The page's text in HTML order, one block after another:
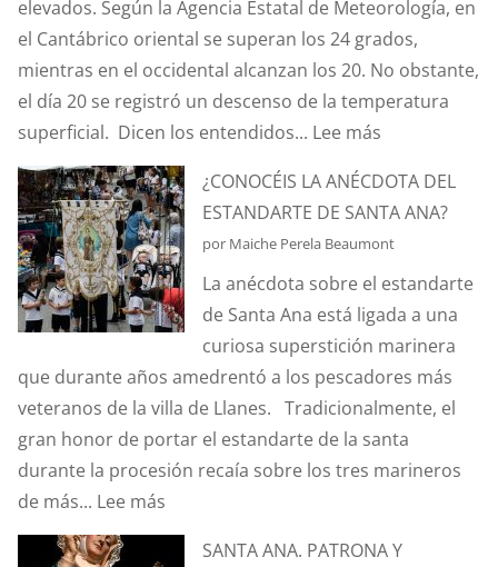
elevados. Según la Agencia Estatal de Meteorología, en
el Cantábrico oriental se superan los 24 grados,
mientras en el occidental alcanzan los 20. No obstante,
el día 20 se registró un descenso de la temperatura
superficial. Dicen los entendidos... Lee más:
QUÉ
ES
EL
EFECTO
“CORIOLIS”?
¿CONOCÉIS LA ANÉCDOTA DEL
ESTANDARTE DE SANTA ANA?
por Maiche Perela Beaumont
La anécdota sobre el estandarte
de Santa Ana está ligada a una
curiosa superstición marinera
que durante años amedrentó a los pescadores más
veteranos de la villa de Llanes. Tradicionalmente, el
gran honor de portar el estandarte de la santa
durante la procesión recaía sobre los tres marineros
de más... Lee más:
¿CONOCÉIS
SANTA ANA. PATRONA Y